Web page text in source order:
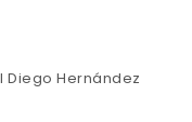
Diego Hernández